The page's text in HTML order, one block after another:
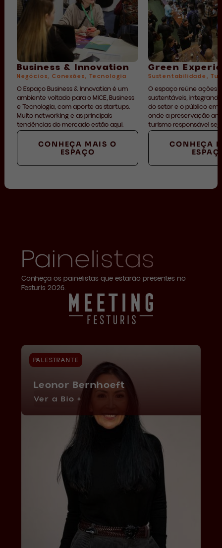
Business & Innovation
Negócios, Conexões, Tecnologia
O Espaço Business & Innovation é um
ambiente voltado para o MICE, Business
e Tecnologia, com aporte as startups.
Muito networking e as principais
tendências do mercado estão aqui.
CONHEÇA MAIS O
ESPAÇO
Green
Sustentabilidade,
O espaço reúne ações
sustentáveis,
do setor e o público em
onde a preservação
turismo responsável
CONHEÇA
Painelistas
Conheça os painelistas que estarão presentes no
Festuris 2026.
Leonor Bernhoeft
Ver a Bio +
PALESTRANTE